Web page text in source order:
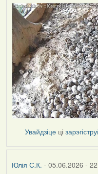
Увайдзіце ці
Юлія С.К. - 05.06.2026 -